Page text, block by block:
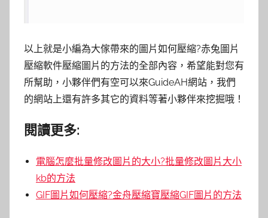
以上就是小編為大傢帶來的圖片如何壓縮?赤兔圖片
壓縮軟件壓縮圖片的方法的全部內容，希望能對您有
所幫助，小夥伴們有空可以來GuideAH網站，我們
的網站上還有許多其它的資料等著小夥伴來挖掘哦！
閱讀更多:
電腦怎麼批量修改圖片的大小?批量修改圖片大小
kb的方法
GIF圖片如何壓縮?金舟壓縮寶壓縮GIF圖片的方法